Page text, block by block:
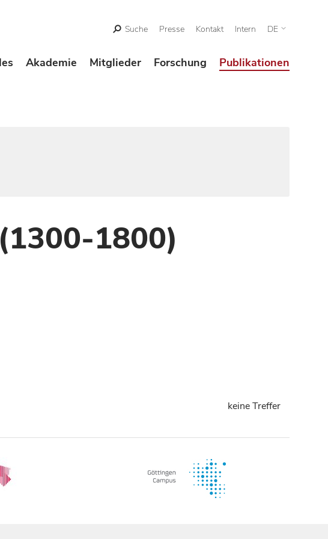
Suche Presse Kontakt Intern DE
Akademie Mitglieder Forschung Publikationen
1800)
keine Treffer